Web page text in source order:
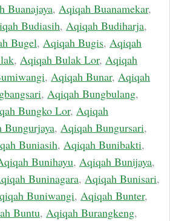
Buanajaya, Aqiqah Buanamekar,
Budiasih, Aqiqah Budiharja,
Bugel, Aqiqah Bugis, Aqiqah
, Aqiqah Bulak Lor, Aqiqah
, Aqiqah Bunar, Aqiqah
, Aqiqah Bungbulang,
Bungko Lor, Aqiqah
Bungurjaya, Aqiqah Bungursari,
Buniasih, Aqiqah Bunibakti,
Bunihayu, Aqiqah Bunijaya,
Buninagara, Aqiqah Bunisari,
Buniwangi, Aqiqah Bunter,
Buntu, Aqiqah Burangkeng,